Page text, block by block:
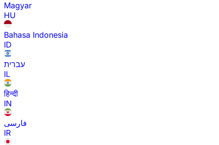
Magyar
HU
Bahasa Indonesia
ID
עברית
IL
हिन्दी
IN
فارسی
IR